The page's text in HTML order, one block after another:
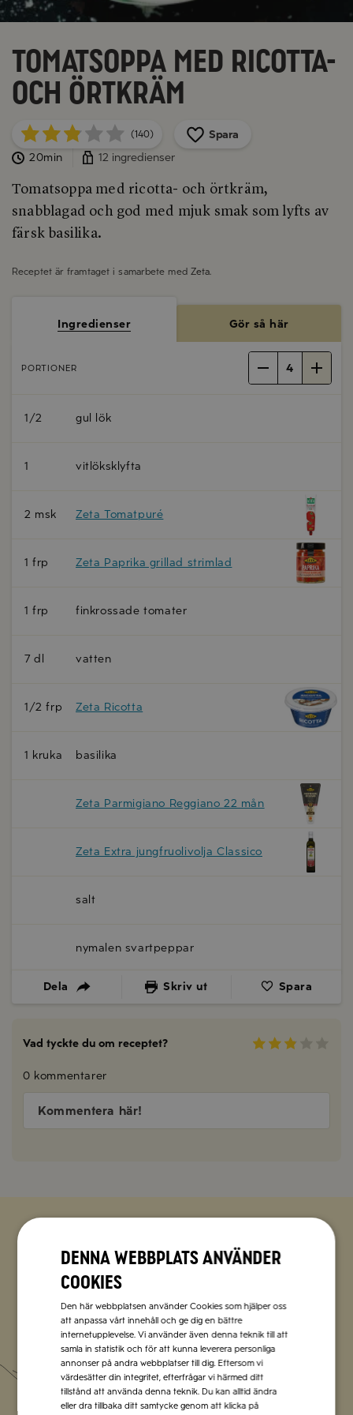
Tomatsoppa med ricotta-
och örtkräm
(140)
Spara
20min
12 ingredienser
Tomatsoppa med ricotta- och örtkräm,
snabblagad och god med mjuk smak som lyfts av
färsk basilika.
Receptet är framtaget i samarbete med Zeta.
Ingredienser Gör så här
PORTIONER 4
1/2 gul lök
1 vitlöksklyfta
2 msk Zeta Tomatpuré
1 frp Zeta Paprika grillad strimlad
1 frp finkrossade tomater
7 dl vatten
1/2 frp Zeta Ricotta
1 kruka basilika
Zeta Parmigiano Reggiano 22 mån
Zeta Extra jungfruolivolja Classico
salt
nymalen svartpeppar
Dela Skriv ut Spara
Vad tyckte du om receptet?
0 kommentarer
Kommentera här!
Zetas populära nyhetsbrev
Missa inte att vi har flera olika nyhetsbrev som
förenklar vardagen och förgyller helgen med
italienska smaker.
Prenumerera
Denna webbplats använder
cookies
Den här webbplatsen använder Cookies som hjälper oss
att anpassa vårt innehåll och ge dig en bättre
internetupplevelse. Vi använder även denna teknik till att
samla in statistik och för att kunna leverera personliga
annonser på andra webbplatser till dig. Eftersom vi
värdesätter din integritet, efterfrågar vi härmed ditt
tillstånd att använda denna teknik. Du kan alltid ändra
eller dra tillbaka ditt samtycke genom att klicka på